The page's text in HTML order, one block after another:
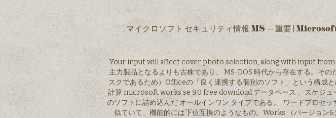
マイクロソフト セキュリティ情報 MS – 重要 |
Your input will affect cover photo selection, along with input
主力製品となるよりも古株であり、 MS-DOS 時代から存在する。そ
スクであるため）Officeの「良く連携する個別のソフト」という構成
計算 microsoft works se 9.0 free download データベース 、スケジュ
のソフトに詰め込んだ オールインワン タイプである。. ワードプロセ
似ていて、機能的には下位互換のようなもの。Works （バージョン